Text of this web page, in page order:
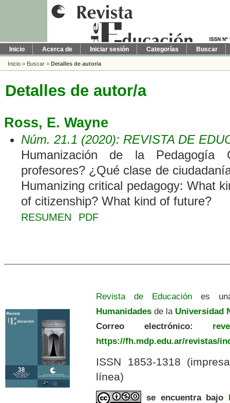
Inicio Acerca de Iniciar sesión Categorías Buscar
Inicio > Buscar > Detalles de autor/a
Detalles de autor/a
Ross, E. Wayne
Núm. 21.1 (2020): REVISTA DE
Humanización de la
profesores? ¿Qué clase de
Humanizing critical pedagogy: What
of citizenship? What kind of future?
RESUMEN PDF
Revista de Educación es
Humanidades de la Universidad
Correo electrónico:
https://fh.mdp.edu.ar/revistas/
ISSN 1853-1318
línea)
se encuentra bajo